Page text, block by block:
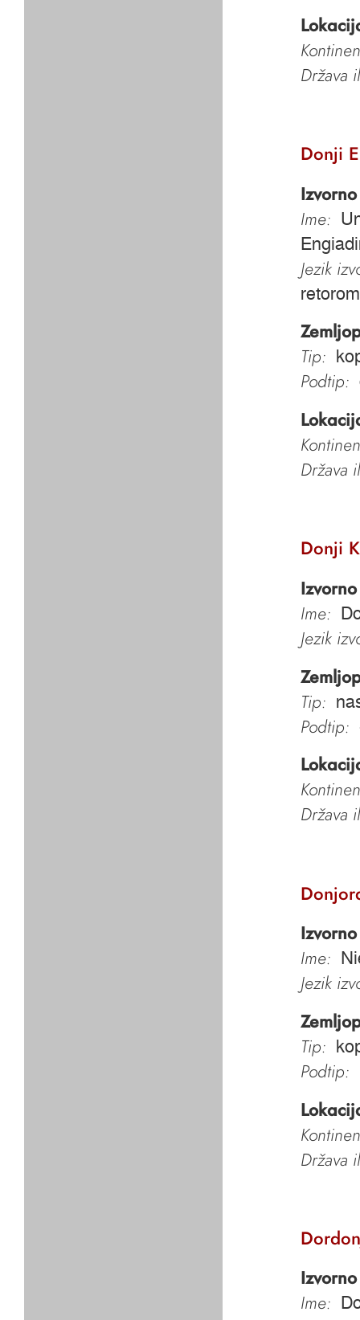
Država
Donji
Ime:
Jezik
Tip:
Podtip:
Država
Donji
Ime:
Jezik
Tip:
Podtip:
Država
Ime:
Jezik
Tip:
Podtip:
Država
Ime: